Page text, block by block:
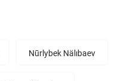
Nūrlybek Nälıbaev